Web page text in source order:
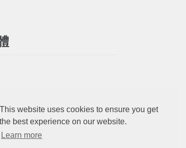
This website uses cookies to ensure you get
the best experience on our website.
Learn more